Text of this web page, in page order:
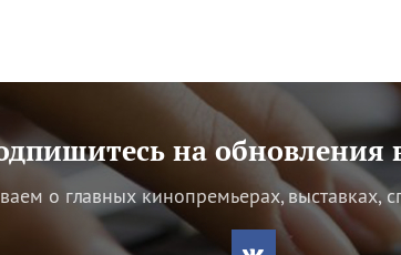
на обновления
о главных кинопремьерах, выставках,